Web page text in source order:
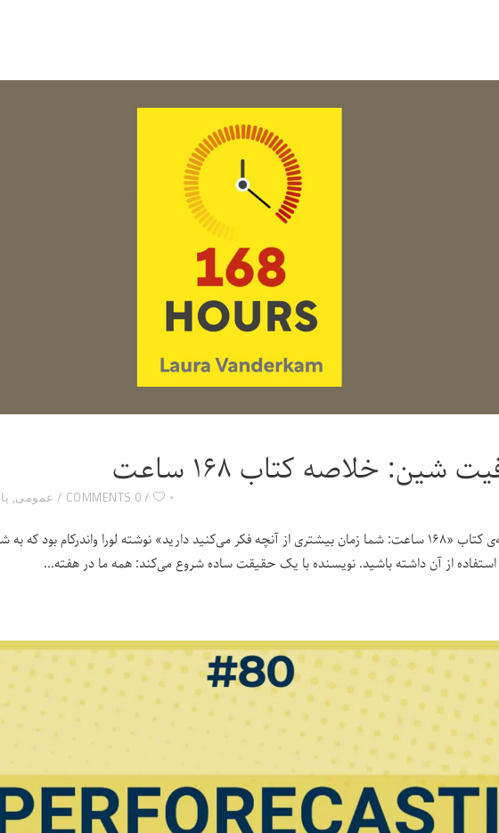
خلاصه کتاب ۱۶۸ ساعت
عمومی, 0 COMMENTS ۰
پادکست امروز خلاصه‌ی کتاب «۱۶۸ ساعت: شما زمان بیشتری از آنچه فکر می‌کنید دارید» نوشته لورا واندرکام
استفاده از آن داشته باشید. نویسنده با یک حقیقت ساده شروع می‌کند: همه ما در هفته